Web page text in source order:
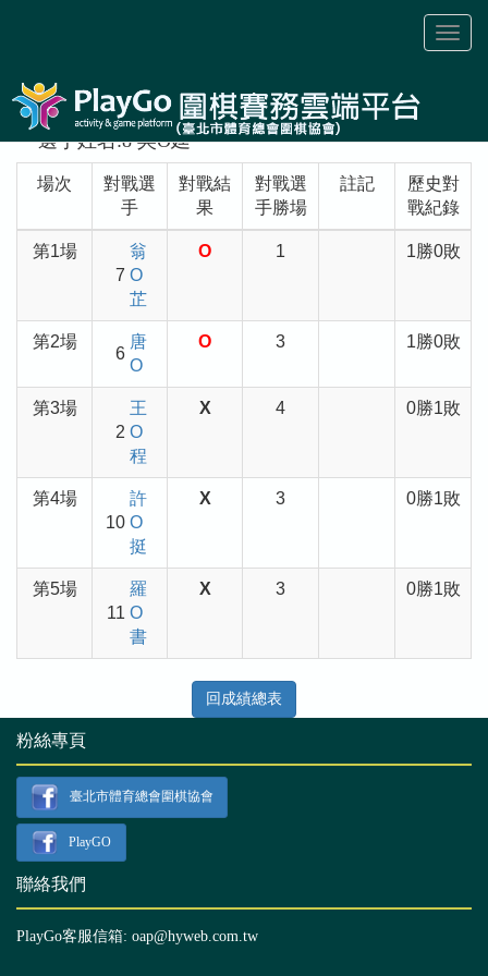
Toggle
選手姓名:8 吳O廷
場次
對戰選
手
對戰結
果
對戰選
手勝場
註記
歷史對
戰紀錄
第1場
7
翁
O
芷
O 1 1勝0敗
第2場
6
唐
O
O 3 1勝0敗
第3場
2
王
O
程
X 4 0勝1敗
第4場
10
許
O
挺
X 3 0勝1敗
第5場
11
羅
O
書
X 3 0勝1敗
回成績總表
粉絲專頁
臺北市體育總會圍棋協會
PlayGO
聯絡我們
PlayGo客服信箱: oap@hyweb.com.tw